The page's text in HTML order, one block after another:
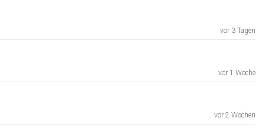
vor 3 Tagen
vor 1 Woche
vor 2 Wochen